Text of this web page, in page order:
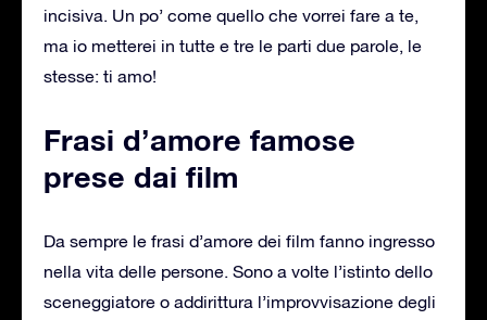
incisiva. Un po’ come quello che vorrei fare a te,
ma io metterei in tutte e tre le parti due parole, le
stesse: ti amo!
Frasi d’amore famose
prese dai film
Da sempre le frasi d’amore dei film fanno ingresso
nella vita delle persone. Sono a volte l’istinto dello
sceneggiatore o addirittura l’improvvisazione degli